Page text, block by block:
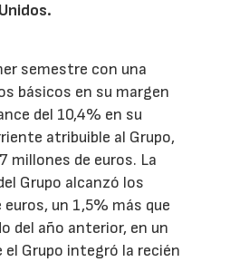
semestre con una
básicos en su margen
del 10,4% en su
atribuible al Grupo,
millones de euros. La
Grupo alcanzó los
un 1,5% más que
del año anterior, en un
el Grupo integró la recién